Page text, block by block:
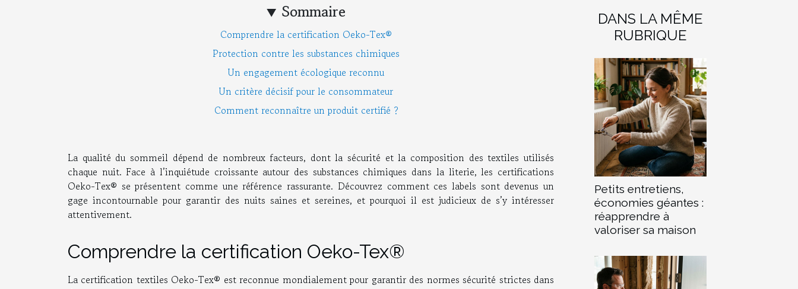
Sommaire
Comprendre la certification Oeko-Tex®
Protection contre les substances chimiques
Un engagement écologique reconnu
Un critère décisif pour le consommateur
Comment reconnaître un produit certifié ?
La qualité du sommeil dépend de nombreux facteurs, dont la sécurité et la composition des textiles utilisés
chaque nuit. Face à l’inquiétude croissante autour des substances chimiques dans la literie, les certifications
Oeko-Tex® se présentent comme une référence rassurante. Découvrez comment ces labels sont devenus un
gage incontournable pour garantir des nuits saines et sereines, et pourquoi il est judicieux de s’y intéresser
attentivement.
Comprendre la certification Oeko-Tex®
La certification textiles Oeko-Tex® est reconnue mondialement pour garantir des normes sécurité strictes dans
DANS LA MÊME
RUBRIQUE
Petits entretiens,
économies géantes :
réapprendre à
valoriser sa maison